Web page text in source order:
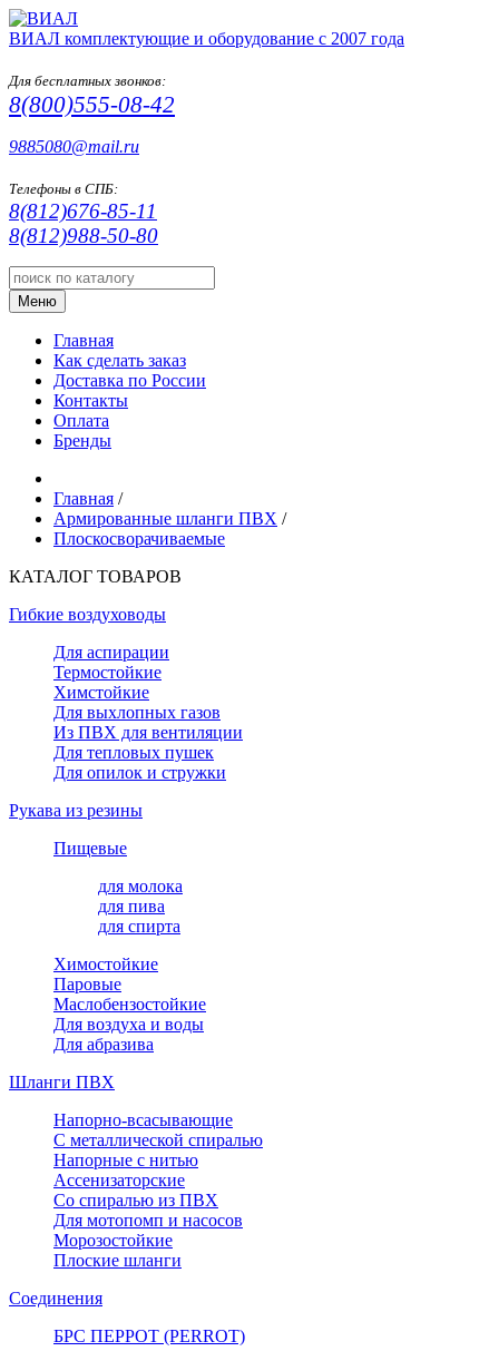
ВИАЛ комплектующие и оборудование с 2007 года
Для бесплатных звонков:
8(800)555-08-42
9885080@mail.ru
Телефоны в СПБ:
8(812)676-85-11
8(812)988-50-80
Меню
Главная
Как сделать заказ
Доставка по России
Контакты
Оплата
Бренды
Главная /
Армированные шланги ПВХ /
Плоскосворачиваемые
КАТАЛОГ ТОВАРОВ
Гибкие воздуховоды
Для аспирации
Термостойкие
Химстойкие
Для выхлопных газов
Из ПВХ для вентиляции
Для тепловых пушек
Для опилок и стружки
Рукава из резины
Пищевые
для молока
для пива
для спирта
Химостойкие
Паровые
Маслобензостойкие
Для воздуха и воды
Для абразива
Шланги ПВХ
Напорно-всасывающие
С металлической спиралью
Напорные с нитью
Ассенизаторские
Со спиралью из ПВХ
Для мотопомп и насосов
Морозостойкие
Плоские шланги
Соединения
БРС ПЕРРОТ (PERROT)